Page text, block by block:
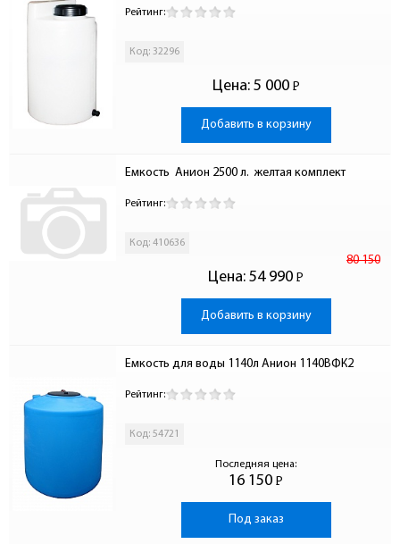
Рейтинг:
Код: 32296
Цена: 5 000 Р
-
Добавить в корзину
Емкость  Анион 2500 л.  желтая комплект
Рейтинг:
Код: 410636
Цена:
80 150
54 990 Р
-
Добавить в корзину
Емкость для воды 1140л Анион 1140ВФК2
Рейтинг:
Код: 54721
Последняя цена:
16 150 Р
-
Под заказ